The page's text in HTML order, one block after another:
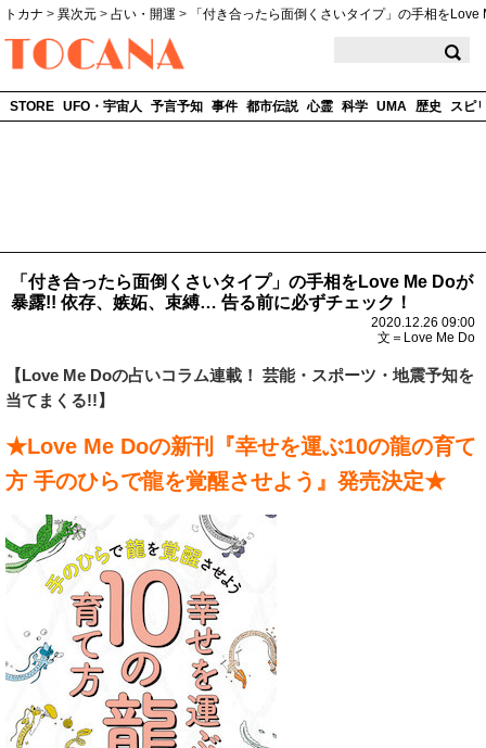
トカナ > 異次元 > 占い・開運 >
「付き合ったら面倒くさいタイプ」の手相をLove
STORE UFO・宇宙人 予言予知 事件 都市伝説 心霊 科学 UMA 歴史 スピ
「付き合ったら面倒くさいタイプ」の手相をLove Me Doが
暴露!! 依存、嫉妬、束縛… 告る前に必ずチェック！
2020.12.26 09:00
文＝Love Me Do
【Love Me Doの占いコラム連載！ 芸能・スポーツ・地震予知を
当てまくる!!】
★Love Me Doの新刊『幸せを運ぶ10の龍の育て
方 手のひらで龍を覚醒させよう』発売決定★